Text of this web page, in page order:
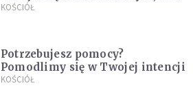
stanie się z twoim życiem
KOŚCIÓŁ
Potrzebujesz pomocy?
Pomodlimy się w Twojej intencji
KOŚCIÓŁ